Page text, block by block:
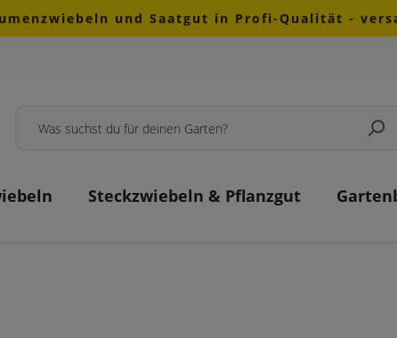
und Saatgut in Profi-Qualität -
Steckzwiebeln & Pflanzgut